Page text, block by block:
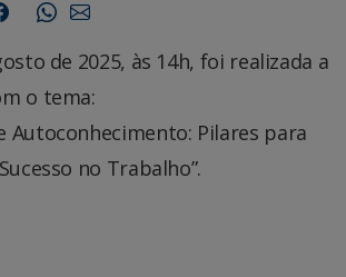
de 2025, às 14h, foi realizada a
o tema:
Autoconhecimento: Pilares para
no Trabalho”.